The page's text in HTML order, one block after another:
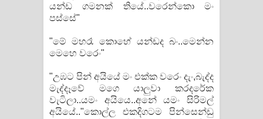
යන්ඩ ගමනක් තියේ..වරෙන්කො මං
පස්සේ"
"මේ මහරෑ කොහේ යන්ඩද බං..මෙන්න
මෙහෙ වරෙං"
"උඹට පින් අයියේ මං එක්ක වරෙං දැං,බැද්ද
මැද්දෑවේ මගෙ යාලුවා කරදරේක
වැටිලා..යමං අයියෙ..අනේ යමං සිරිමල්
අයියේ.."කොල්ල එකදිගටම පින්සෙන්ඩු